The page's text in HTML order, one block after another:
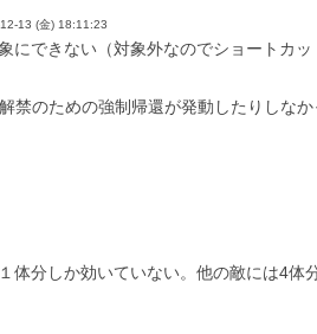
13 (金) 18:11:23
できない（対象外なのでショートカ
禁のための強制帰還が発動したりしな
分しか効いていない。他の敵には4体